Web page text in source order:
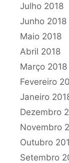
Julho 2018
Junho 2018
Maio 2018
Abril 2018
Março 2018
Fevereiro
Janeiro
Dezembro
Novembro
Outubro
Setembro